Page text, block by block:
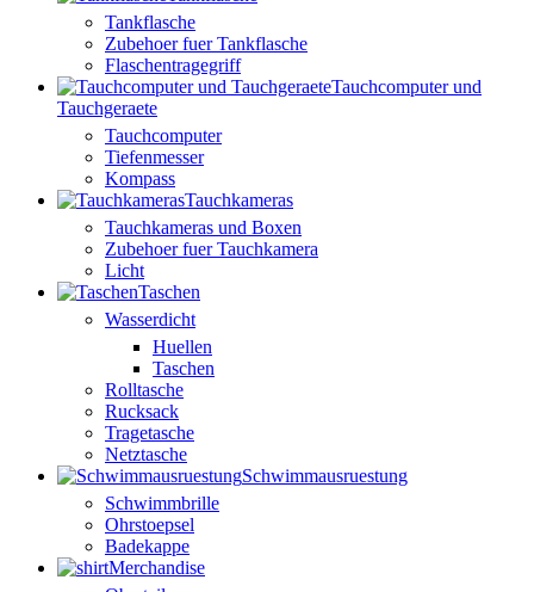
Tankflasche
Zubehoer fuer Tankflasche
Flaschentragegriff
Tauchcomputer und
Tauchgeraete
Tauchcomputer
Tiefenmesser
Kompass
Tauchkameras
Tauchkameras und Boxen
Zubehoer fuer Tauchkamera
Licht
Taschen
Wasserdicht
Huellen
Taschen
Rolltasche
Rucksack
Tragetasche
Netztasche
Schwimmausruestung
Schwimmbrille
Ohrstoepsel
Badekappe
Merchandise